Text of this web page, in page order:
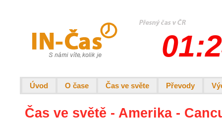
Úvod O čase Čas ve světe Převody
Čas ve světě - Amerika -